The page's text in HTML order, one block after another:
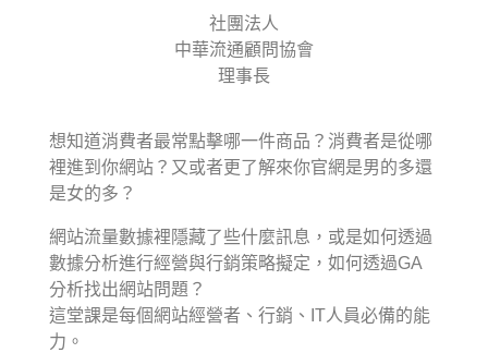
社團法人
中華流通顧問協會
理事長
想知道消費者最常點擊哪一件商品？消費者是從哪
裡進到你網站？又或者更了解來你官網是男的多還
是女的多？
網站流量數據裡隱藏了些什麼訊息，或是如何透過
數據分析進行經營與行銷策略擬定，如何透過GA
分析找出網站問題？
這堂課是每個網站經營者、行銷、IT人員必備的能
力。